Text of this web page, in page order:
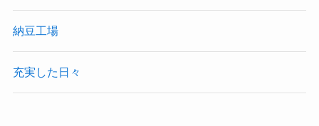
納豆工場
充実した日々